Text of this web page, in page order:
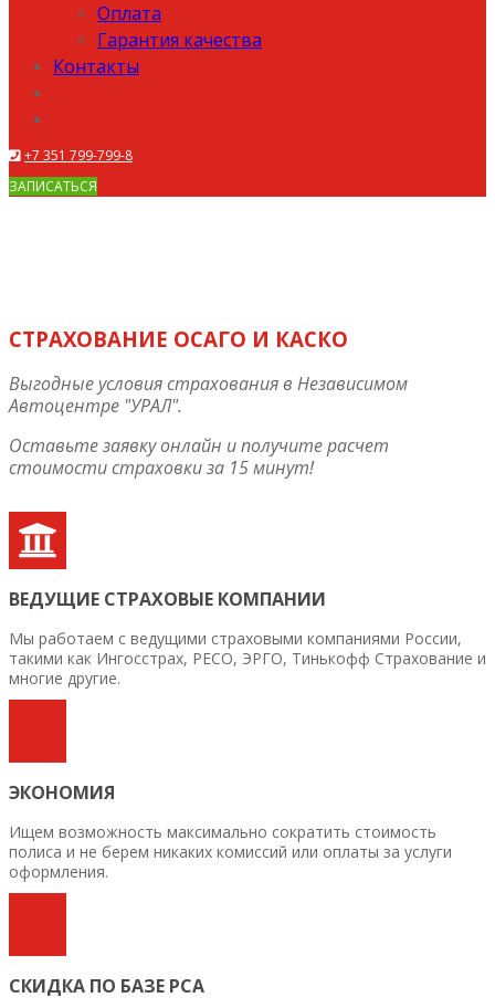
Оплата
Гарантия качества
Контакты
+7 351 799-799-8
ЗАПИСАТЬСЯ
СТРАХОВАНИЕ ОСАГО И КАСКО
Выгодные условия страхования в Независимом
Автоцентре "УРАЛ".
Оставьте заявку онлайн и получите расчет
стоимости страховки за 15 минут!
ВЕДУЩИЕ СТРАХОВЫЕ КОМПАНИИ
Мы работаем с ведущими страховыми компаниями России,
такими как Ингосстрах, РЕСО, ЭРГО, Тинькофф Страхование и
многие другие.
ЭКОНОМИЯ
Ищем возможность максимально сократить стоимость
полиса и не берем никаких комиссий или оплаты за услуги
оформления.
СКИДКА ПО БАЗЕ РСА